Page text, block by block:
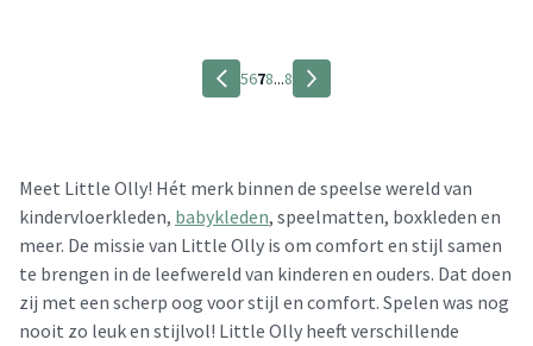
5678...8
Meet Little Olly! Hét merk binnen de speelse wereld van
kindervloerkleden, babykleden, speelmatten, boxkleden en
meer. De missie van Little Olly is om comfort en stijl samen
te brengen in de leefwereld van kinderen en ouders. Dat doen
zij met een scherp oog voor stijl en comfort. Spelen was nog
nooit zo leuk en stijlvol! Little Olly heeft verschillende